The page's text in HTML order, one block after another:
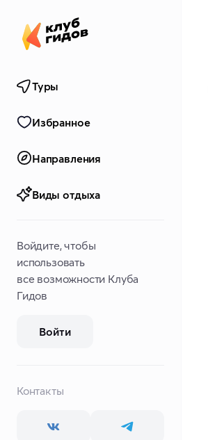
Туры
Избранное
Направления
Виды отдыха
Войдите, чтобы
использовать
все возможности Клуба
Гидов
Войти
Контакты